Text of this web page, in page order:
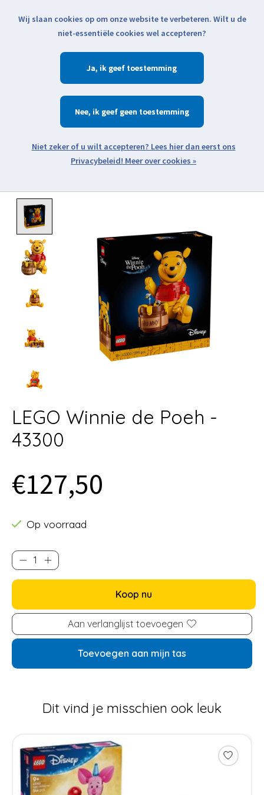
Klik voor actuele verzendinformatie...
Verlanglijst
Zoeken
Open webshop menu
LEGO Winnie de Poeh -
43300
€127,50
Op voorraad
Koop nu
Aan verlanglijst toevoegen
Toevoegen aan mijn tas
Dit vind je misschien ook leuk
Items van productcarrousel
Wij slaan cookies op om onze website te verbeteren. Wilt u de
niet-essentiële cookies wel accepteren?
Ja
Nee
Meer over cookies »